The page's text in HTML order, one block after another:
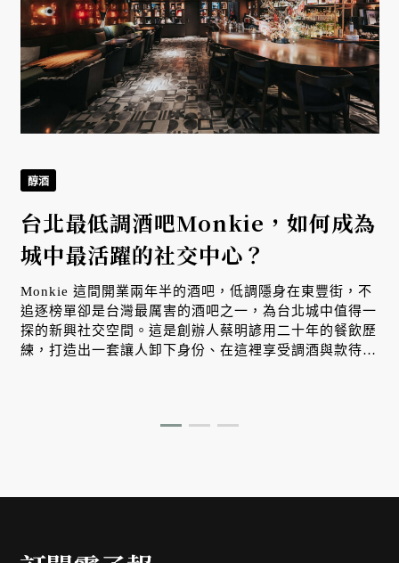
醇酒
台北最低調酒吧Monkie，如何成為
城中最活躍的社交中心？
Monkie 這間開業兩年半的酒吧，低調隱身在東豐街，不
追逐榜單卻是台灣最厲害的酒吧之一，為台北城中值得一
探的新興社交空間。這是創辦人蔡明諺用二十年的餐飲歷
練，打造出一套讓人卸下身份、在這裡享受調酒與款待的